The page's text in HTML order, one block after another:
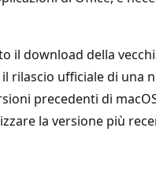
il download della
rilascio ufficiale di una
precedenti di
la versione più